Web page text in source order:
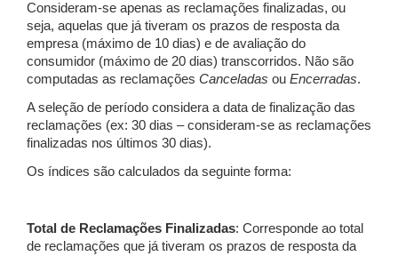
Consideram-se apenas as reclamações finalizadas, ou
seja, aquelas que já tiveram os prazos de resposta da
empresa (máximo de 10 dias) e de avaliação do
consumidor (máximo de 20 dias) transcorridos. Não são
computadas as reclamações Canceladas ou Encerradas.
A seleção de período considera a data de finalização das
reclamações (ex: 30 dias – consideram-se as reclamações
finalizadas nos últimos 30 dias).
Os índices são calculados da seguinte forma:
Total de Reclamações Finalizadas: Corresponde ao total
de reclamações que já tiveram os prazos de resposta da